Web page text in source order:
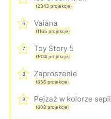
(2343 projekcje)
6 Vaiana
(1165 projekcje)
7 Toy Story 5
(1074 projekcje)
8 Zaproszenie
(656 projekcje)
9 Pejzaż w kolorze sepii
(608 projekcje)